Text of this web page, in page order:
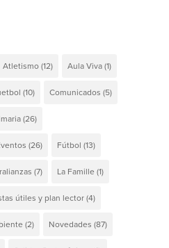
Atletismo(12) Aula Viva(1)
(10) Comunicados (5)
(26)
(26) Fútbol (13)
(7) La Famille (1)
útiles y plan lector(4)
(2) Novedades (87)